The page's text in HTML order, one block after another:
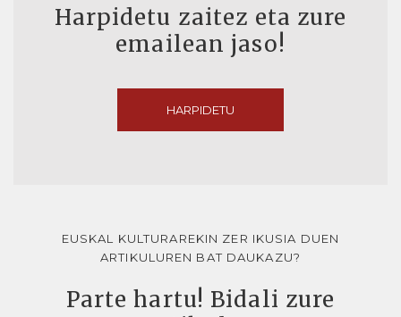
Harpidetu zaitez eta zure
emailean jaso!
HARPIDETU
EUSKAL KULTURAREKIN ZER IKUSIA DUEN
ARTIKULUREN BAT DAUKAZU?
Parte hartu! Bidali zure